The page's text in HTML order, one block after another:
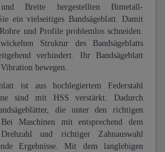
Breite hergestellten Bimetall-
ein vielseitiges Bandsägeblatt. Damit
und Profile problemlos schneiden.
Struktur des Bandsägeblatts
verhindert. Ihr Bandsägeblatt
bewegen.
ist aus hochlegiertem Federstahl
sind mit HSS verstärkt. Dadurch
die unter den richtigen
Maschinen mit entsprechend dem
und richtiger Zahnauswahl
Ergebnisse. Mit dem langlebigen